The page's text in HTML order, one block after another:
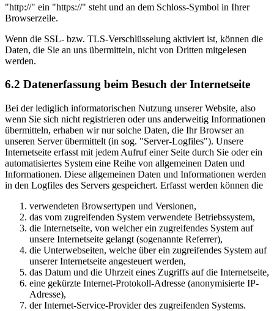
"http://" ein "https://" steht und an dem Schloss-Symbol in Ihrer
Browserzeile.
Wenn die SSL- bzw. TLS-Verschlüsselung aktiviert ist, können die
Daten, die Sie an uns übermitteln, nicht von Dritten mitgelesen
werden.
6.2 Datenerfassung beim Besuch der Internetseite
Bei der lediglich informatorischen Nutzung unserer Website, also
wenn Sie sich nicht registrieren oder uns anderweitig Informationen
übermitteln, erhaben wir nur solche Daten, die Ihr Browser an
unseren Server übermittelt (in sog. "Server-Logfiles"). Unsere
Internetseite erfasst mit jedem Aufruf einer Seite durch Sie oder ein
automatisiertes System eine Reihe von allgemeinen Daten und
Informationen. Diese allgemeinen Daten und Informationen werden
in den Logfiles des Servers gespeichert. Erfasst werden können die
verwendeten Browsertypen und Versionen,
das vom zugreifenden System verwendete Betriebssystem,
die Internetseite, von welcher ein zugreifendes System auf
unsere Internetseite gelangt (sogenannte Referrer),
die Unterwebseiten, welche über ein zugreifendes System auf
unserer Internetseite angesteuert werden,
das Datum und die Uhrzeit eines Zugriffs auf die Internetseite,
eine gekürzte Internet-Protokoll-Adresse (anonymisierte IP-
Adresse),
der Internet-Service-Provider des zugreifenden Systems.